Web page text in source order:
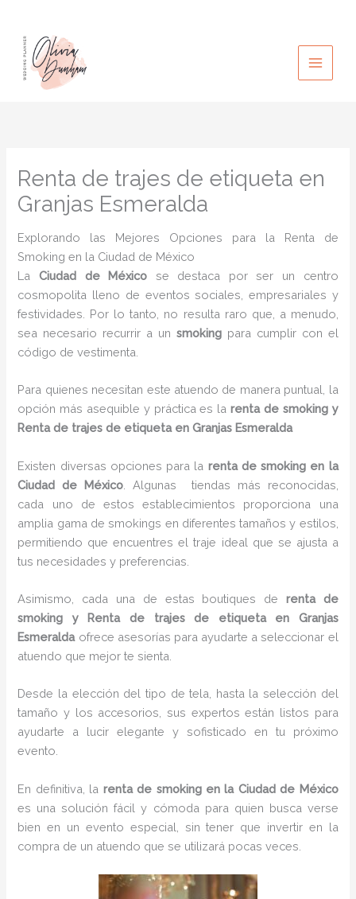
contenido
Renta de trajes de etiqueta en
Granjas Esmeralda
Explorando las Mejores Opciones para la Renta de
Smoking en la Ciudad de México
LaCiudad de México se destaca por ser un centro
cosmopolita lleno de eventos sociales, empresariales y
festividades. Por lo tanto, no resulta raro que, a menudo,
sea necesario recurrir a un smokingpara cumplir con el
código de vestimenta.
Para quienes necesitan este atuendo de manera puntual, la
opción más asequible y práctica es larenta de smoking y
Renta de trajes de etiqueta en Granjas Esmeralda
Existen diversas opciones para la renta de smoking en la
Ciudad de México . Algunas tiendas más reconocidas,
cada uno de estos establecimientos proporciona una
amplia gama de smokings en diferentes tamaños y estilos,
permitiendo que encuentres el traje ideal que se ajusta a
tus necesidades y preferencias.
Asimismo, cada una de estas boutiques de renta de
smoking y Renta de trajes de etiqueta en Granjas
Esmeraldaofrece asesorías para ayudarte a seleccionar el
atuendo que mejor te sienta.
Desde la elección del tipo de tela, hasta la selección del
tamaño y los accesorios, sus expertos están listos para
ayudarte a lucir elegante y sofisticado en tu próximo
evento.
En definitiva, la renta de smoking en la Ciudad de México
es una solución fácil y cómoda para quien busca verse
bien en un evento especial, sin tener que invertir en la
compra de un atuendo que se utilizará pocas veces.